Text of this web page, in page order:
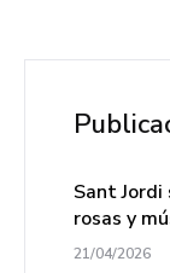
Sant
rosas y
21/04/2026